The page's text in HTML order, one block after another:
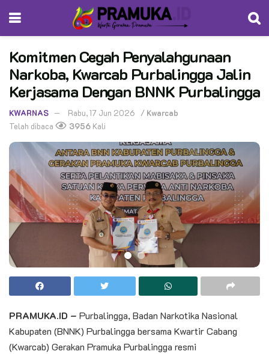
Komitmen Cegah Penyalahgunaan
Narkoba, Kwarcab Purbalingga Jalin
Kerjasama Dengan BNNK Purbalingga
KWARNAS Rabu, 17 Jun 2026 / Kwarcab
Telah dibaca
3956 Kali
PRAMUKA.ID – Purbalingga, Badan Narkotika Nasional
Kabupaten (BNNK) Purbalingga bersama Kwartir Cabang
(Kwarcab) Gerakan Pramuka Purbalingga resmi